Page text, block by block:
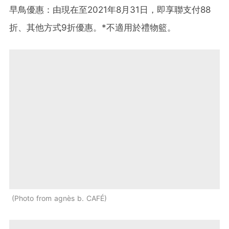
早鳥優惠：由現在至2021年8月31日，即享聯支付88
折、其他方式9折優惠。*不適用於禮物籃。
Photo from agnès b. CAFÉ